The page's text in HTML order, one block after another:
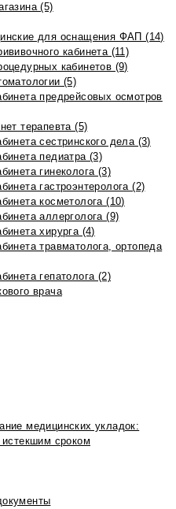
(5)
для оснащения ФАП (14)
кабинета (11)
кабинетов (9)
(5)
предрейсовых осмотров
терапевта (5)
сестринского дела (3)
педиатра (3)
гинеколога (3)
гастроэнтеролога (2)
косметолога (10)
аллерголога (9)
хирурга (4)
травматолога, ортопеда
гепатолога (2)
врача
медицинских укладок:
сроком